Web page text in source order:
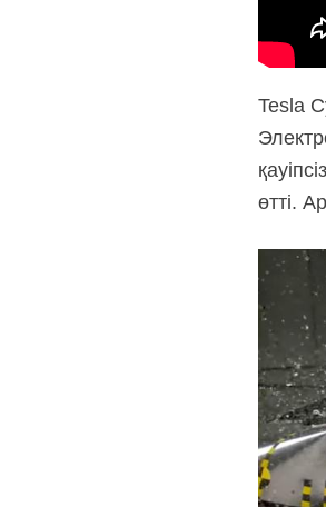
Tesla
өтті.